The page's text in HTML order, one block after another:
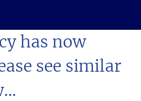
has now
see similar